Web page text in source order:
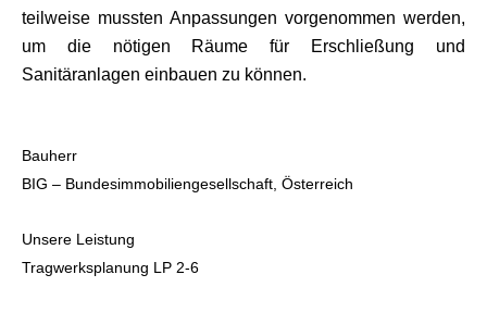
teilweise mussten Anpassungen vorgenommen werden,
um die nötigen Räume für Erschließung und
Sanitäranlagen einbauen zu können.
Bauherr
BIG – Bundesimmobiliengesellschaft, Österreich
Unsere Leistung
Tragwerksplanung LP 2-6